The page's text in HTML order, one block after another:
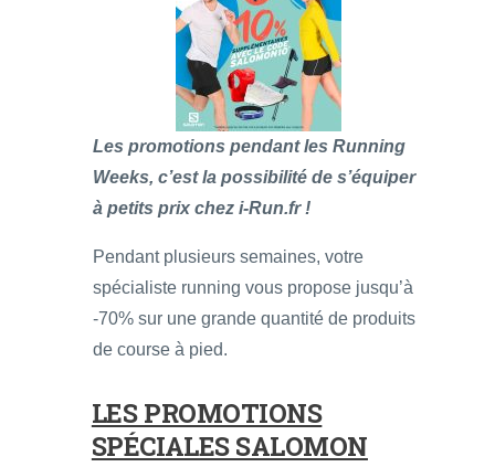
Les promotions pendant les Running
Weeks, c’est la possibilité de s’équiper
à petits prix chez i-Run.fr !
Pendant plusieurs semaines, votre
spécialiste running vous propose jusqu’à
-70% sur une grande quantité de produits
de course à pied.
LES PROMOTIONS
SPÉCIALES SALOMON